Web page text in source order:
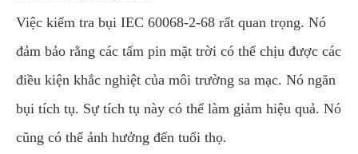
Việc kiểm tra bụi IEC 60068-2-68 rất quan trọng. Nó
đảm bảo rằng các tấm pin mặt trời có thể chịu được các
điều kiện khắc nghiệt của môi trường sa mạc. Nó ngăn
bụi tích tụ. Sự tích tụ này có thể làm giảm hiệu quả. Nó
cũng có thể ảnh hưởng đến tuổi thọ.